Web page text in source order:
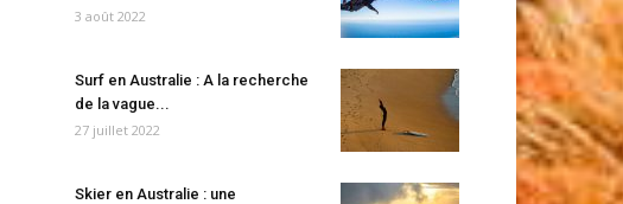
3 août 2022
Surf en Australie : A la recherche
de la vague...
27 juillet 2022
Skier en Australie : une